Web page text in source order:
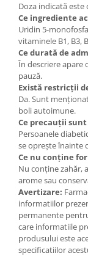
Doza indicată este
Ce ingrediente
Uridin 5-
vitaminele B1, B3,
Ce durată de
În descriere apare
pauză.
Există restricții
Da. Sunt
boli autoimune.
Ce precauții
Persoanele
se oprește înainte
Ce nu conține
Nu conține zahăr,
arome sau
Avertizare:
informatiilor
permanente
care informatiile
produsului este
specificatiilor